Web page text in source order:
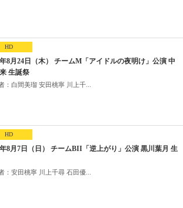
HD
8月24日（木） チームM「アイドルの夜明け」公演 中
生誕祭
：白間美瑠 安田桃寧 川上千...
HD
8月7日（日） チームBII「逆上がり」公演 黒川葉月 生
：安田桃寧 川上千尋 石田優...